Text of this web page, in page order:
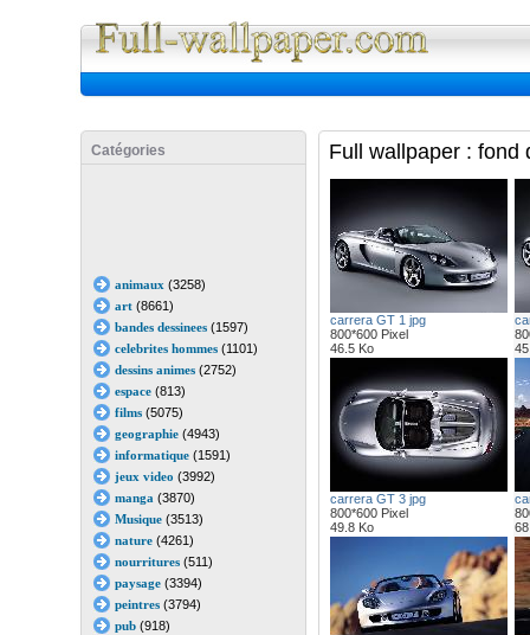
Catégories
animaux (3258)
art(8661)
bandes dessinees(1597)
celebrites hommes(1101)
dessins animes(2752)
espace(813)
films(5075)
geographie(4943)
informatique(1591)
jeux video (3992)
manga (3870)
Musique(3513)
nature(4261)
nourritures(511)
paysage(3394)
peintres(3794)
pub(918)
Full wallpaper : fond
carrera GT 1 jpg
800*600 Pixel
46.5 Ko
carrera GT 3 jpg
800*600 Pixel
49.8 Ko